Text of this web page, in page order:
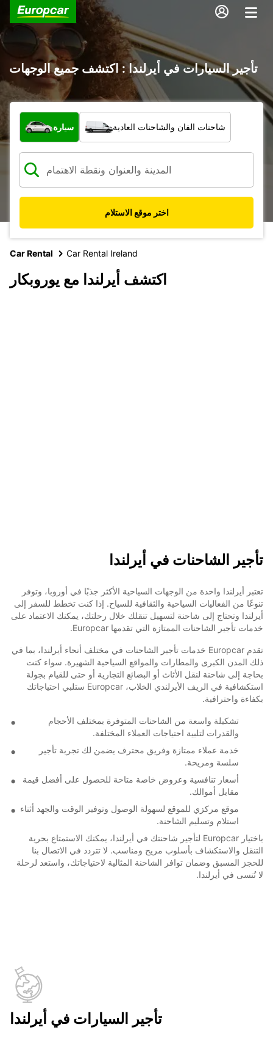
تأجير السيارات في أيرلندا : اكتشف جميع الوجهات
ما نوع المركبة؟
سيارة شاحنات الفان والشاحنات العادية
اختر موقع الاستلام
Car Rental Car Rental Ireland
اكتشف أيرلندا مع يوروبكار
تأجير الشاحنات في أيرلندا
تعتبر أيرلندا واحدة من الوجهات السياحية الأكثر جذبًا في أوروبا، وتوفر
تنوعًا من الفعاليات السياحية والثقافية للسياح. إذا كنت تخطط للسفر إلى
أيرلندا وتحتاج إلى شاحنة لتسهيل تنقلك خلال رحلتك، يمكنك الاعتماد على
خدمات تأجير الشاحنات الممتازة التي تقدمها Europcar.
تقدم Europcar خدمات تأجير الشاحنات في مختلف أنحاء أيرلندا، بما في
ذلك المدن الكبرى والمطارات والمواقع السياحية الشهيرة. سواء كنت
بحاجة إلى شاحنة لنقل الأثاث أو البضائع التجارية أو حتى للقيام بجولة
استكشافية في الريف الأيرلندي الخلاب، Europcar ستلبي احتياجاتك
بكفاءة واحترافية.
تشكيلة واسعة من الشاحنات المتوفرة بمختلف الأحجام
والقدرات لتلبية احتياجات العملاء المختلفة.
خدمة عملاء ممتازة وفريق محترف يضمن لك تجربة تأجير
سلسة ومريحة.
أسعار تنافسية وعروض خاصة متاحة للحصول على أفضل قيمة
مقابل أموالك.
موقع مركزي للموقع لسهولة الوصول وتوفير الوقت والجهد أثناء
استلام وتسليم الشاحنة.
باختيار Europcar لتأجير شاحنتك في أيرلندا، يمكنك الاستمتاع بحرية
التنقل والاستكشاف بأسلوب مريح ومناسب. لا تتردد في الاتصال بنا
للحجز المسبق وضمان توافر الشاحنة المثالية لاحتياجاتك، واستعد لرحلة
لا تُنسى في أيرلندا.
تأجير السيارات في أيرلندا